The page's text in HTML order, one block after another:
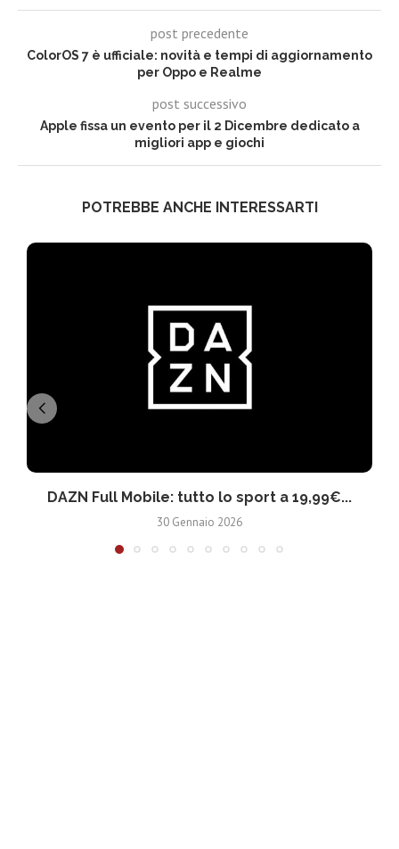
post precedente
ColorOS 7 è ufficiale: novità e tempi di aggiornamento
per Oppo e Realme
post successivo
Apple fissa un evento per il 2 Dicembre dedicato a
migliori app e giochi
POTREBBE ANCHE INTERESSARTI
DAZN Full Mobile: tutto lo sport a 19,99€...
30 Gennaio 2026